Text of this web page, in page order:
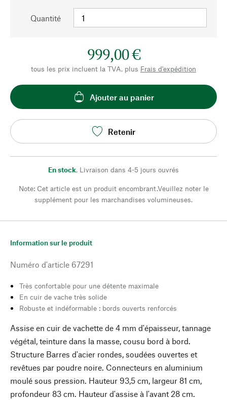
Quantité
999,00 €
tous les prix incluent la TVA, plus Frais d'expédition
Ajouter au panier
Retenir
En stock, Livraison dans 4-5 jours ouvrés
Note: Cet article est un produit encombrant.Veuillez noter le
supplément pour les marchandises volumineuses.
Information sur le produit
Numéro d'article 67291
Très confortable pour une détente maximale
En cuir de vache très solide
Robuste et indéformable : bords ouverts renforcés
Assise en cuir de vachette de 4 mm d'épaisseur, tannage
végétal, teinture dans la masse, cousu bord à bord.
Structure Barres d'acier rondes, soudées ouvertes et
revêtues par poudre noire. Connecteurs en aluminium
moulé sous pression. Hauteur 93,5 cm, largeur 81 cm,
profondeur 83 cm. Hauteur d'assise à l'avant 28 cm.